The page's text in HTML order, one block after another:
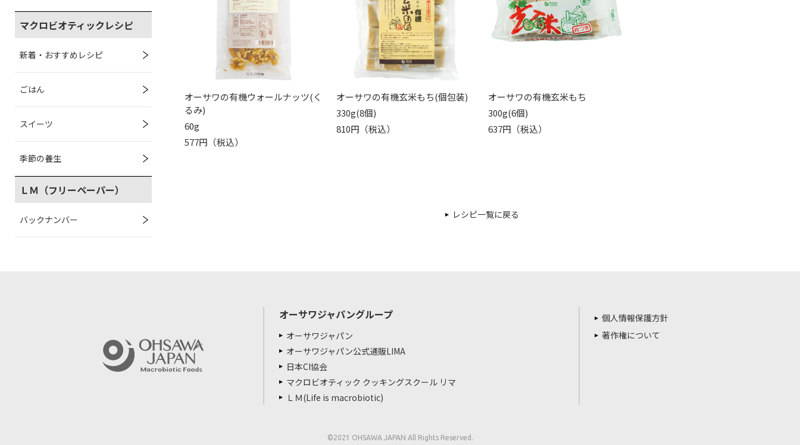
マクロビオティックレシピ
新着・おすすめレシピ
ごはん
スイーツ
季節の養生
ＬＭ（フリーペーパー）
バックナンバー
オーサワの有機ウォールナッツ(く
るみ)
60g
577円（税込）
オーサワの有機玄米もち(個包装)
330g(8個)
810円（税込）
オーサワの有機玄米もち
300g(6個)
637円（税込）
レシピ一覧に戻る
オーサワジャパングループ
オーサワジャパン
オーサワジャパン公式通販LIMA
日本CI協会
マクロビオティック クッキングスクール リマ
ＬＭ(Life is macrobiotic)
個人情報保護方針
著作権について
©2021 OHSAWA JAPAN All Rights Reserved.